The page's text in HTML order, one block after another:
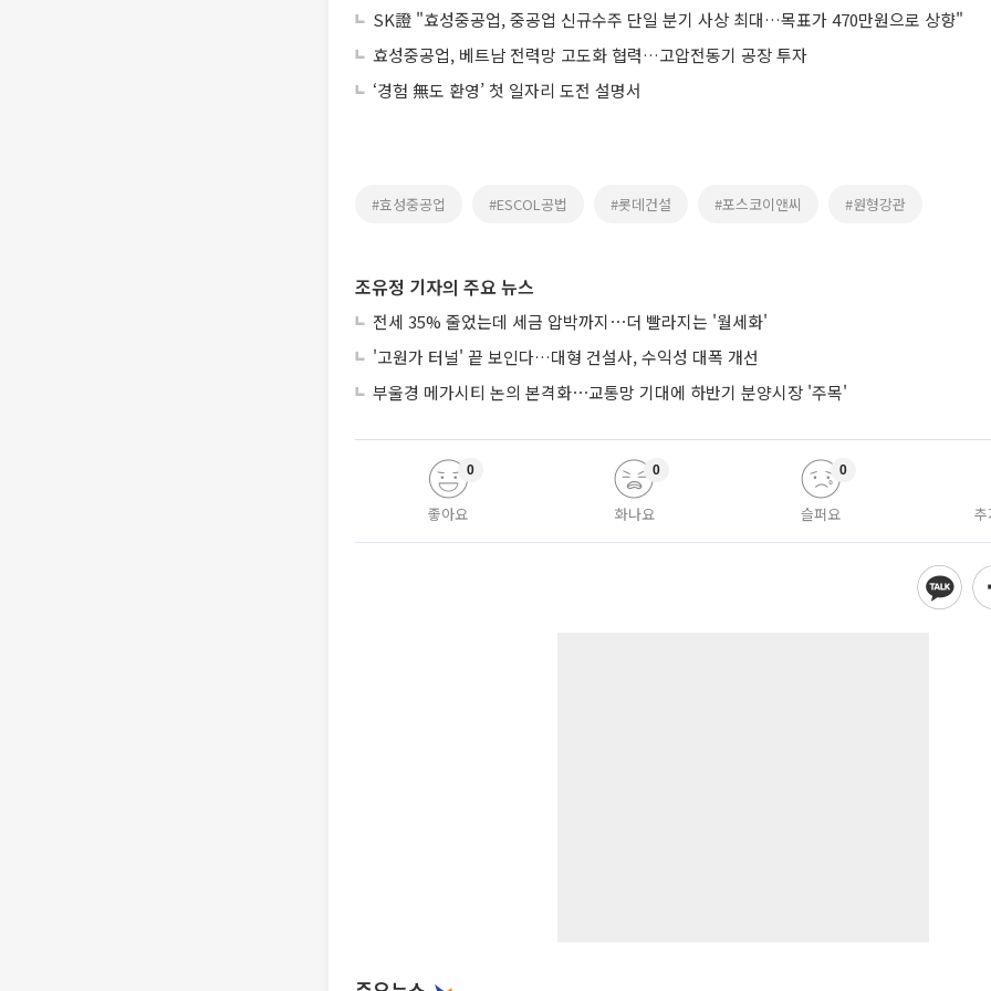
SK證 "효성중공업, 중공업 신규수주 단일 분기 사상 최대…목표가 470만원으로 상향"
효성중공업, 베트남 전력망 고도화 협력…고압전동기 공장 투자
‘경험 無도 환영’ 첫 일자리 도전 설명서
#효성중공업 #ESCOL공법 #롯데건설 #포스코이앤씨 #원형강관
조유정 기자의 주요 뉴스
전세 35% 줄었는데 세금 압박까지⋯더 빨라지는 '월세화'
'고원가 터널' 끝 보인다…대형 건설사, 수익성 대폭 개선
부울경 메가시티 논의 본격화⋯교통망 기대에 하반기 분양시장 '주목'
좋아요
0
화나요
0
슬퍼요
0